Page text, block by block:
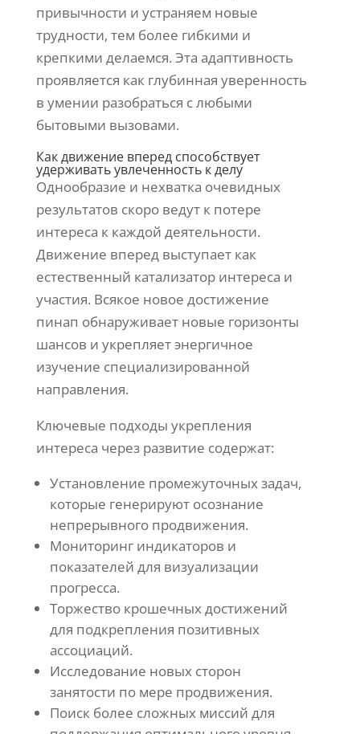
привычности и устраняем новые
трудности, тем более гибкими и
крепкими делаемся. Эта адаптивность
проявляется как глубинная уверенность
в умении разобраться с любыми
бытовыми вызовами.
Как движение вперед способствует
удерживать увлеченность к делу
Однообразие и нехватка очевидных
результатов скоро ведут к потере
интереса к каждой деятельности.
Движение вперед выступает как
естественный катализатор интереса и
участия. Всякое новое достижение
пинап обнаруживает новые горизонты
шансов и укрепляет энергичное
изучение специализированной
направления.
Ключевые подходы укрепления
интереса через развитие содержат:
Установление промежуточных задач,
которые генерируют осознание
непрерывного продвижения.
Мониторинг индикаторов и
показателей для визуализации
прогресса.
Торжество крошечных достижений
для подкрепления позитивных
ассоциаций.
Исследование новых сторон
занятости по мере продвижения.
Поиск более сложных миссий для